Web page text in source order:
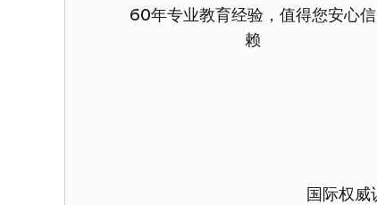
60年专业教育经验，值得您安心信
赖
国际权威